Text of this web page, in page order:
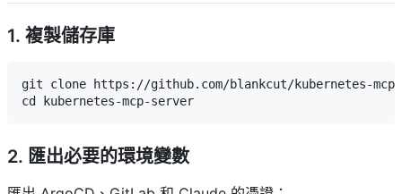
1. 複製儲存庫
git clone https://github.com/blankcut/kubernetes-
2. 匯出必要的環境變數